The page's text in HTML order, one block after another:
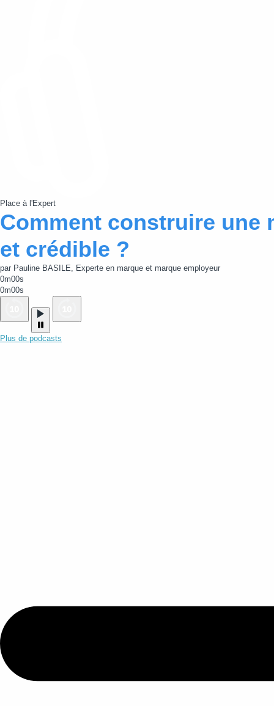
Place à l'Expert
Comment construire une
et crédible ?
par Pauline BASILE, Experte en marque et marque employeur
0m00s
0m00s
Plus de podcasts